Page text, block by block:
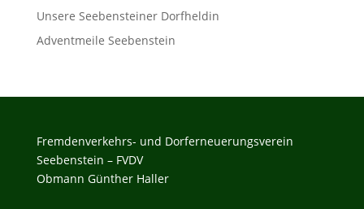
Unsere Seebensteiner Dorfheldin
Adventmeile Seebenstein
Fremdenverkehrs- und Dorferneuerungsverein
Seebenstein – FVDV
Obmann Günther Haller